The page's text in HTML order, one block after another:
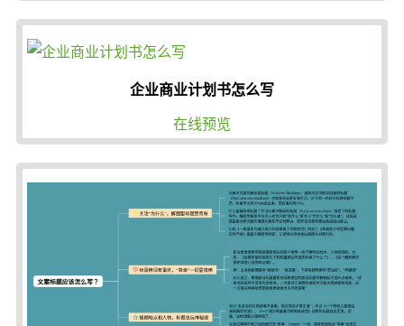
企业商业计划书怎么写
在线预览